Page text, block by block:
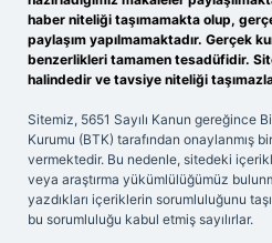
haber niteliği taşımamakta olup,
paylaşım yapılmamaktadır. Gerçek
benzerlikleri tamamen tesadüfidir.
halindedir ve tavsiye niteliği
Sitemiz, 5651 Sayılı Kanun gereğince
Kurumu (BTK) tarafından onaylanmış
vermektedir. Bu nedenle, sitedeki
veya araştırma yükümlülüğümüz
yazdıkları içeriklerin sorumluluğunu
bu sorumluluğu kabul etmiş sayılırlar.